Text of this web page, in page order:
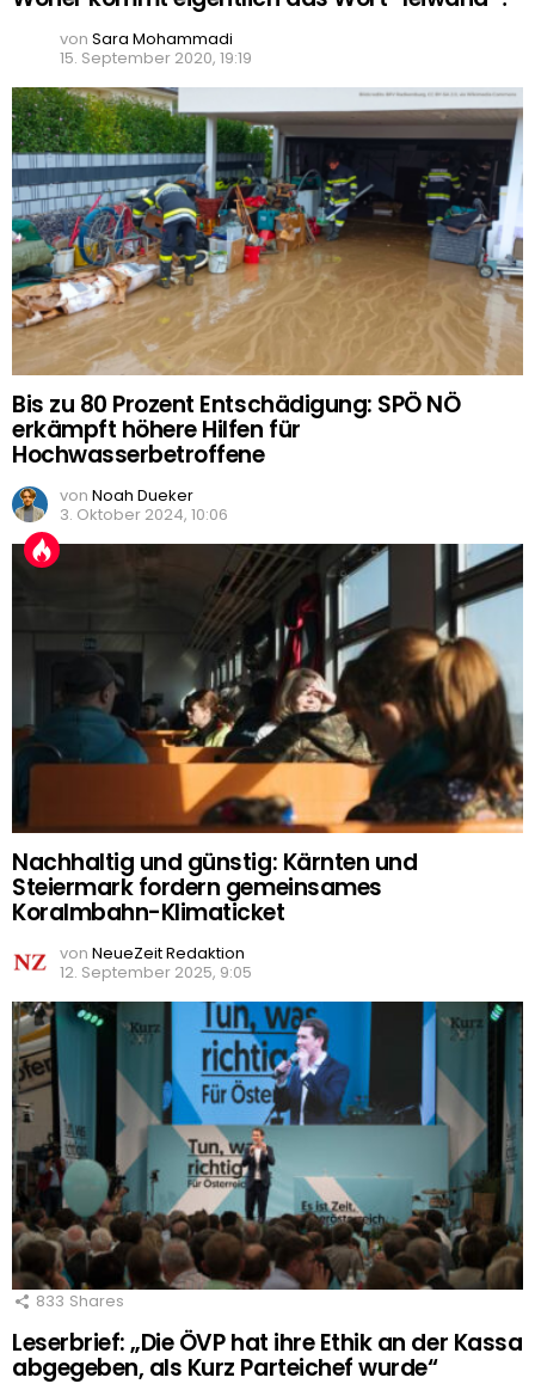
von Sara Mohammadi
15. September 2020, 19:19
Bis zu 80 Prozent Entschädigung: SPÖ NÖ
erkämpft höhere Hilfen für
Hochwasserbetroffene
von Noah Dueker
3. Oktober 2024, 10:06
Nachhaltig und günstig: Kärnten und
Steiermark fordern gemeinsames
Koralmbahn-Klimaticket
von NeueZeit Redaktion
12. September 2025, 9:05
833 Shares
Leserbrief: „Die ÖVP hat ihre Ethik an der Kassa
abgegeben, als Kurz Parteichef wurde“